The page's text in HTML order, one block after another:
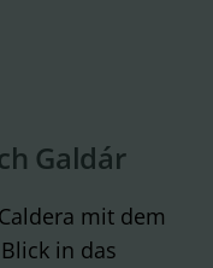
Galdár
mit dem
in das